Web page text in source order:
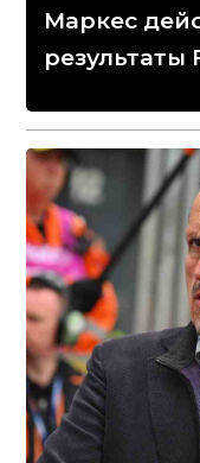
Маркес
результаты